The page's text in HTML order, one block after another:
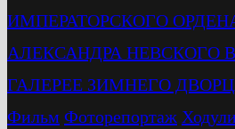
ИМПЕРАТОРСКОГО
АЛЕКСАНДРА НЕВСКОГО
ГАЛЕРЕЕ ЗИМНЕГО
Фильм Фоторепортаж